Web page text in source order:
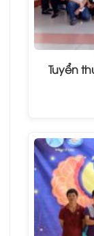
Tuyển